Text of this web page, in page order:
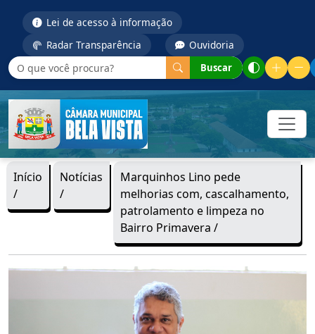
Lei de acesso à informação
Radar Transparência
Ouvidoria
Buscar
Início
/
Notícias
/
Marquinhos Lino pede
melhorias com, cascalhamento,
patrolamento e limpeza no
Bairro Primavera /